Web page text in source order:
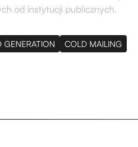
od instytucji publicznych.
GENERATION COLD MAILING